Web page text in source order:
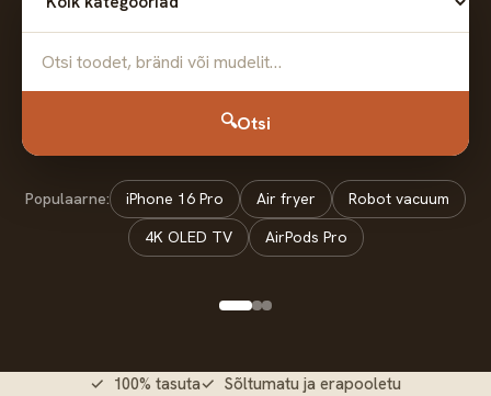
Kõik kategooriad
🔍Otsi
Populaarne: iPhone 16 Pro Air fryer
Robot vacuum
4K OLED TV
AirPods Pro
✓ 100% tasuta✓ Sõltumatu ja erapooletu